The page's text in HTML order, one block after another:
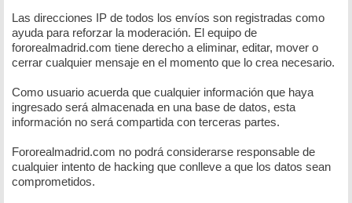
Las direcciones IP de todos los envíos son registradas como
ayuda para reforzar la moderación. El equipo de
fororealmadrid.com tiene derecho a eliminar, editar, mover o
cerrar cualquier mensaje en el momento que lo crea necesario.
Como usuario acuerda que cualquier información que haya
ingresado será almacenada en una base de datos, esta
información no será compartida con terceras partes.
Fororealmadrid.com no podrá considerarse responsable de
cualquier intento de hacking que conlleve a que los datos sean
comprometidos.